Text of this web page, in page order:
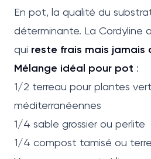
En pot, la qualité du
déterminante. La Cordyline
qui reste frais mais jamais
Mélange idéal pour pot :
1/2 terreau pour plantes
méditerranéennes
1/4 sable grossier ou perlite
1/4 compost tamisé ou